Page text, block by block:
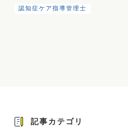
認知症ケア指導管理士
記事カテゴリ